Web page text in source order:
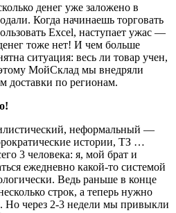
денег уже заложено в
Когда начинаешь торговать
Excel, наступает ужас —
тоже нет! И чем больше
ситуация: весь ли товар учен,
МойСклад мы внедряли
доставки по регионам.
неформальный —
истории, ТЗ …
3 человека: я, мой брат и
ежедневно какой-то системой
Ведь раньше в конце
строк, а теперь нужно
Но через 2-3 недели мы привыкли